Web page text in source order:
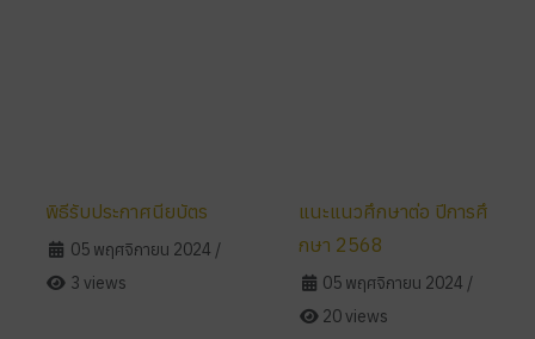
พิธีรับประกาศนียบัตร
05 พฤศจิกายน 2024 /
3 views
แนะแนวศึกษาต่อ ปีการศึ
กษา 2568
05 พฤศจิกายน 2024 /
20 views